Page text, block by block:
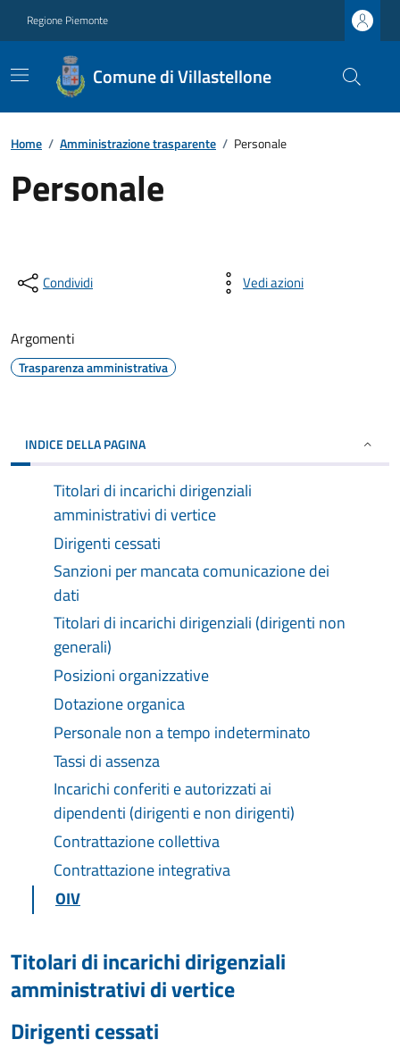
Regione Piemonte
Comune di Villastellone
Home / Amministrazione trasparente / Personale
Personale
Condividi Vedi azioni
Argomenti
Trasparenza amministrativa
INDICE DELLA PAGINA
Titolari di incarichi dirigenziali
amministrativi di vertice
Dirigenti cessati
Sanzioni per mancata comunicazione dei
dati
Titolari di incarichi dirigenziali (dirigenti non
generali)
Posizioni organizzative
Dotazione organica
Personale non a tempo indeterminato
Tassi di assenza
Incarichi conferiti e autorizzati ai
dipendenti (dirigenti e non dirigenti)
Contrattazione collettiva
Contrattazione integrativa
OIV
Titolari di incarichi dirigenziali
amministrativi di vertice
Dirigenti cessati